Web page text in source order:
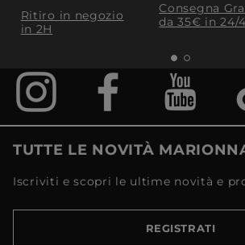
Ritiro in negozio
in 2H
Consegna
da 35€​ in 24/
TUTTE LE NOVITÀ
Iscriviti e scopri le ultime novità e
REGISTRATI